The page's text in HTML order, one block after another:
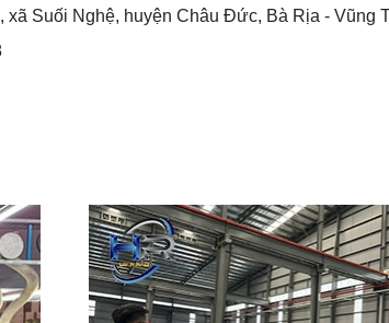
Suối Nghệ, huyện Châu Đức, Bà Rịa - Vũng